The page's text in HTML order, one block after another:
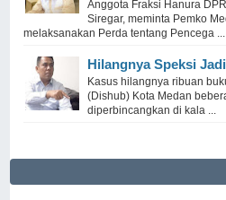
Anggota Fraksi Hanura
Siregar, meminta Pemko
melaksanakan Perda tentang Pencega ...
Hilangnya Speksi
Kasus hilangnya ribuan
(Dishub) Kota Medan
diperbincangkan di kala ...